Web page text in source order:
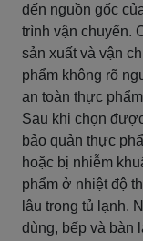
đến nguồn gốc
trình vận chuyển.
sản xuất và vận
phẩm không rõ
an toàn thực
Sau khi chọn
bảo quản thực
hoặc bị nhiễm
phẩm ở nhiệt độ
lâu trong tủ lạnh.
dùng, bếp và bàn